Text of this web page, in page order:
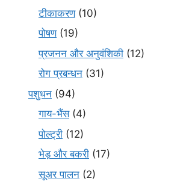
टीकाकरण(10)
पोषण(19)
प्रजनन और अनुवंशिकी (12)
रोग प्रबन्धन (31)
पशुधन (94)
गाय-भैंस(4)
पोल्ट्री (12)
भेड़ और बकरी (17)
सूअर पालन (2)